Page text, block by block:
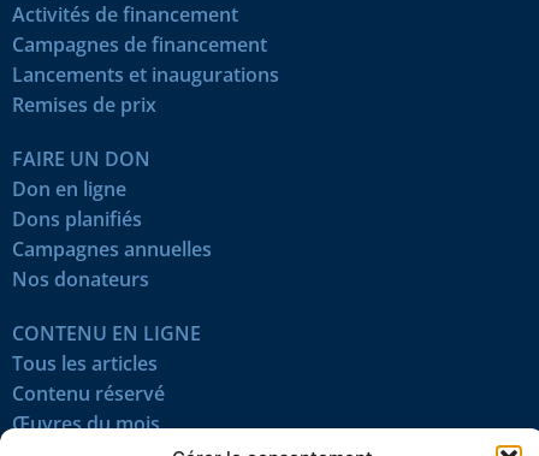
Activités de financement
Campagnes de financement
Lancements et inaugurations
Remises de prix
FAIRE UN DON
Don en ligne
Dons planifiés
Campagnes annuelles
Nos donateurs
CONTENU EN LIGNE
Tous les articles
Contenu réservé
Œuvres du mois